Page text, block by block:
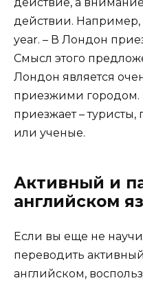
действии. Например,
year. – В Лондон
Смысл этого
Лондон является
приезжими городом.
приезжает –
или ученые.
Активный и
английском
Если вы еще не
переводить
английском,